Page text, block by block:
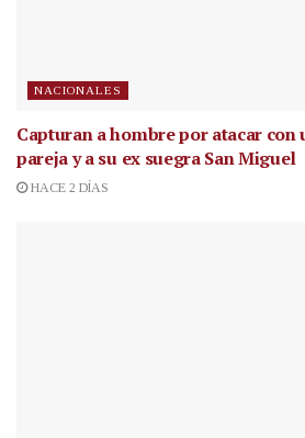
NACIONALES
Capturan a hombre por atacar con
pareja y a su ex suegra San Miguel
HACE 2 DÍAS